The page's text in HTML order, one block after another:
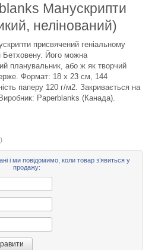
Манускрипти
нелінований)
присвячений геніальному
Бетховену. Його можна
планувальник, або ж як творчий
Формат: 18 х 23 см, 144
паперу 120 г/м2. Закривається на
Paperblanks (Канада).
і ми повідомимо, коли товар зʼявиться у
продажу: